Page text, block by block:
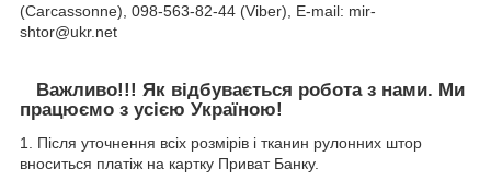
(Carcassonne), 098-563-82-44 (Viber), E-mail: mir-
shtor@ukr.net
Важливо!!! Як відбувається робота з нами. Ми
працюємо з усією Україною!
1. Після уточнення всіх розмірів і тканин рулонних штор
вноситься платіж на картку Приват Банку.